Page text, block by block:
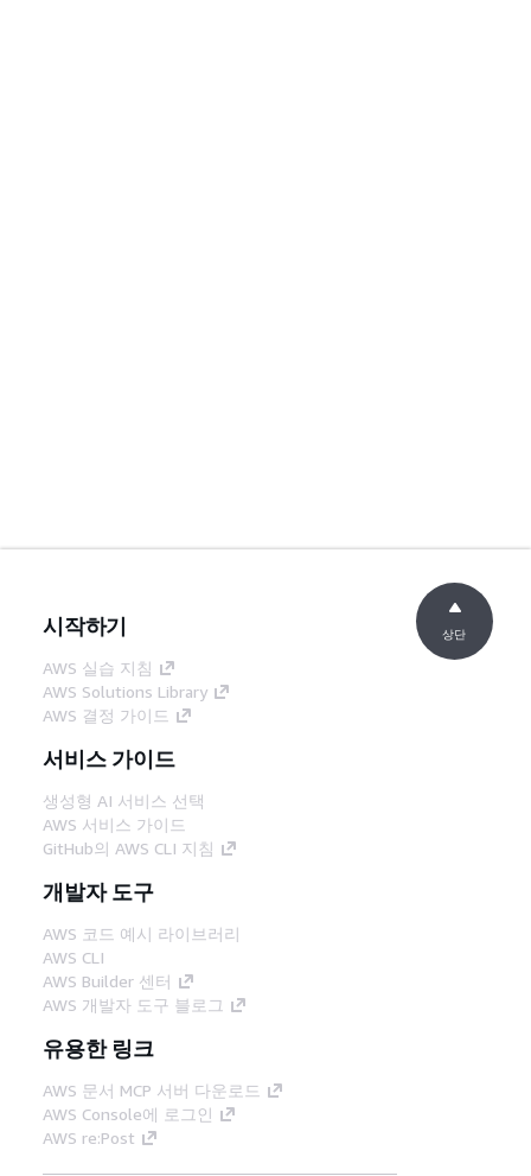
시작하기
AWS 실습 지침
AWS Solutions Library
AWS 결정 가이드
서비스 가이드
생성형 AI 서비스 선택
AWS 서비스 가이드
GitHub의 AWS CLI 지침
개발자 도구
AWS 코드 예시 라이브러리
AWS CLI
AWS Builder 센터
AWS 개발자 도구 블로그
유용한 링크
AWS 문서 MCP 서버 다운로드
AWS Console에 로그인
AWS re:Post
상단